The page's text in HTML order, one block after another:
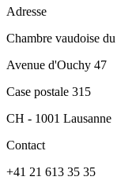
Adresse
Chambre vaudoise
Avenue d'Ouchy 47
Case postale 315
CH - 1001 Lausanne
Contact
+41 21 613 35 35